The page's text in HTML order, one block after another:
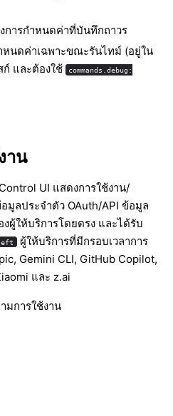
การกำหนดค่าที่บันทึกถาวร
นดค่าเฉพาะขณะรันไทม์ (อยู่ใน
และต้องใช้
commands.debug:
าน
UI แสดงการใช้งาน/
มูลประจำตัว OAuth/API ข้อมูล
ผู้ให้บริการโดยตรง และได้รับ
ผู้ให้บริการที่มีกรอบเวลาการ
Gemini CLI, GitHub Copilot,
และ z.ai
มการใช้งาน